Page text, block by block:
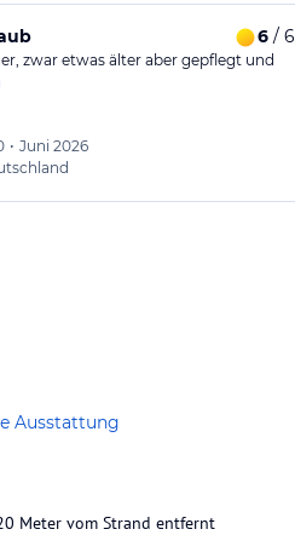
6/ 6
zwar etwas älter aber gepflegt und
• Juni 2026
Ausstattung
Meter vom Strand entfernt